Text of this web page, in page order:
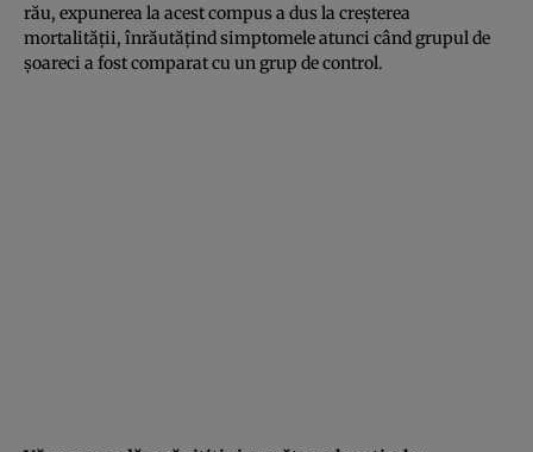
rău, expunerea la acest compus a dus la creşterea
mortalităţii, înrăutăţind simptomele atunci când grupul de
şoareci a fost comparat cu un grup de control.